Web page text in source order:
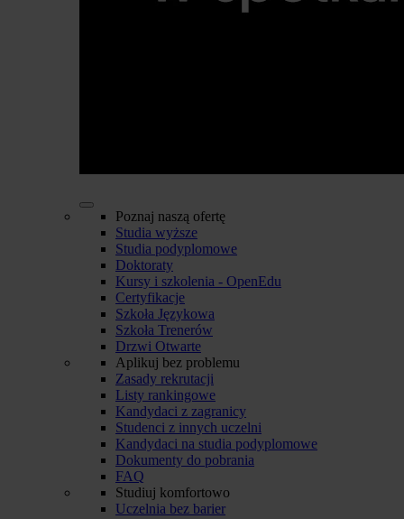
Poznaj naszą ofertę
Studia wyższe
Studia podyplomowe
Doktoraty
Kursy i szkolenia - OpenEdu
Certyfikacje
Szkoła Językowa
Szkoła Trenerów
Drzwi Otwarte
Aplikuj bez problemu
Zasady rekrutacji
Listy rankingowe
Kandydaci z zagranicy
Studenci z innych uczelni
Kandydaci na studia podyplomowe
Dokumenty do pobrania
FAQ
Studiuj komfortowo
Uczelnia bez barier